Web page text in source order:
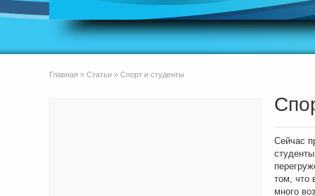
Главная » Статьи » Спорт и студенты
Сейчас
том, что
много